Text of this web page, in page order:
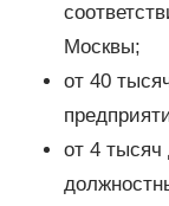
Москвы;
от 40
от 4